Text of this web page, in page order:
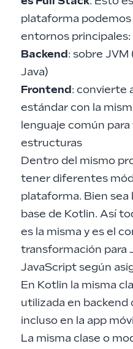
plataforma podemos
entornos principales:
Backend: sobre JVM
Java)
Frontend: convierte
estándar con la
lenguaje común
estructuras
Dentro del mismo
tener diferentes
plataforma. Bien
base de Kotlin. Así
es la misma y es el
transformación para
JavaScript según
En Kotlin la misma
utilizada en backend
incluso en la app
La misma clase o